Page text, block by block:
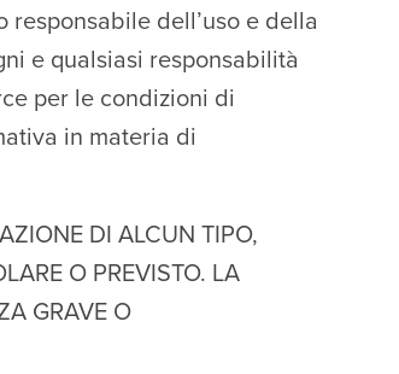
responsabile dell’uso e della
e qualsiasi responsabilità
per le condizioni di
in materia di
DI ALCUN TIPO,
O PREVISTO. LA
GRAVE O